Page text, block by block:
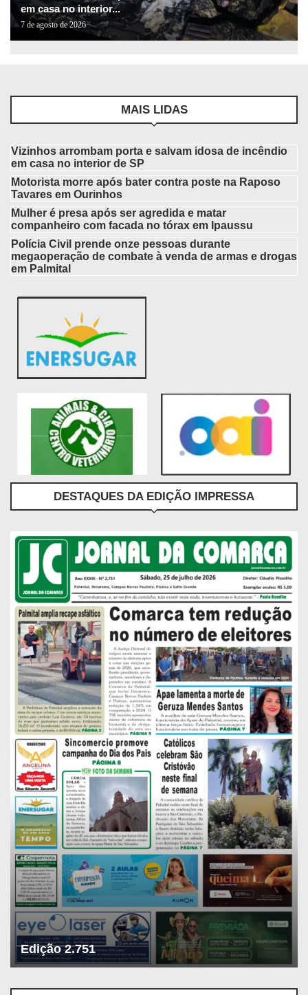
em casa no interior...
7 de agosto de 2026
MAIS LIDAS
Vizinhos arrombam porta e salvam idosa de incêndio
em casa no interior de SP
Motorista morre após bater contra poste na Raposo
Tavares em Ourinhos
Mulher é presa após ser agredida e matar
companheiro com facada no tórax em Ipaussu
Polícia Civil prende onze pessoas durante
megaoperação de combate à venda de armas e drogas
em Palmital
DESTAQUES DA EDIÇÃO IMPRESSA
Edição 2.751